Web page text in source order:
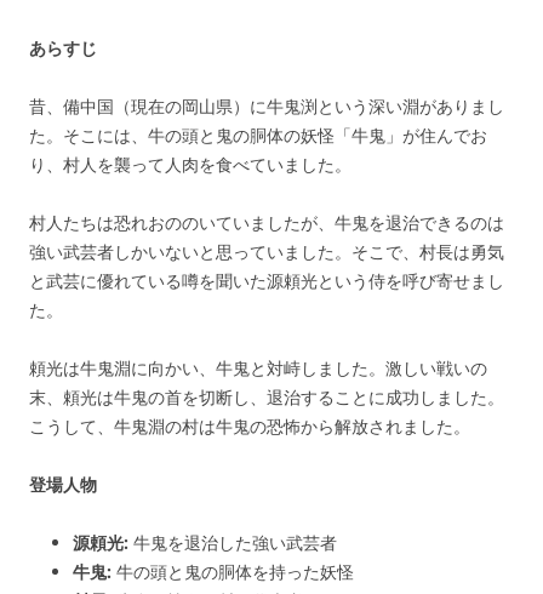
あらすじ
昔、備中国（現在の岡山県）に牛鬼渕という深い淵がありまし
た。そこには、牛の頭と鬼の胴体の妖怪「牛鬼」が住んでお
り、村人を襲って人肉を食べていました。
村人たちは恐れおののいていましたが、牛鬼を退治できるのは
強い武芸者しかいないと思っていました。そこで、村長は勇気
と武芸に優れている噂を聞いた源頼光という侍を呼び寄せまし
た。
頼光は牛鬼淵に向かい、牛鬼と対峙しました。激しい戦いの
末、頼光は牛鬼の首を切断し、退治することに成功しました。
こうして、牛鬼淵の村は牛鬼の恐怖から解放されました。
登場人物
源頼光: 牛鬼を退治した強い武芸者
牛鬼: 牛の頭と鬼の胴体を持った妖怪